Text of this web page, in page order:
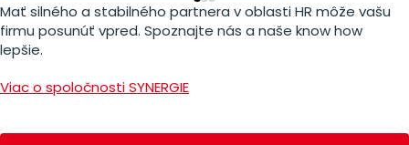
Mať silného a stabilného partnera v oblasti HR môže vašu
firmu posunúť vpred. Spoznajte nás a naše know how
lepšie.
Viac o spoločnosti SYNERGIE